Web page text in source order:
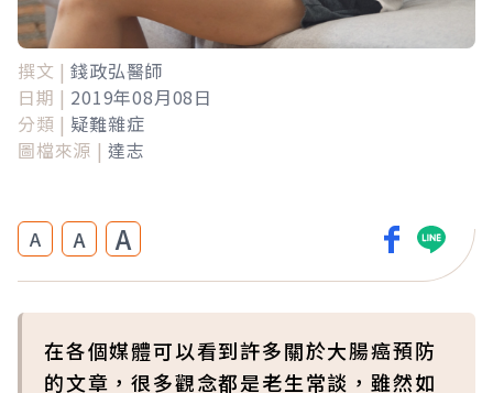
撰文 | 錢政弘醫師
日期 | 2019年08月08日
分類 | 疑難雜症
圖檔來源 | 達志
A A A
在各個媒體可以看到許多關於大腸癌預防
的文章，很多觀念都是老生常談，雖然如